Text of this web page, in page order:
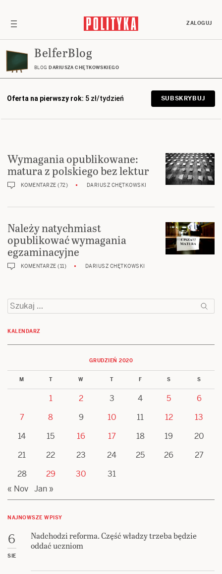
ZALOGUJ
BelferBlog
BLOG DARIUSZA CHĘTKOWSKIEGO
Oferta na pierwszy rok: 5 zł/tydzień SUBSKRYBUJ
Wymagania opublikowane:
matura z polskiego bez lektur
KOMENTARZE (72) DARIUSZ CHĘTKOWSKI
Należy natychmiast
opublikować wymagania
egzaminacyjne
KOMENTARZE (11) DARIUSZ CHĘTKOWSKI
Szukaj:
KALENDARZ
GRUDZIEŃ 2020
M T W T F S S
1 2 3 4 5
6
7
8 9 10 11 12
13
14
15 16 17 18 19
20
21
22 23 24 25 26
27
28
29 30
31
« Nov Jan »
NAJNOWSZE WPISY
6
SIE
Nadchodzi reforma. Część władzy trzeba będzie
oddać uczniom